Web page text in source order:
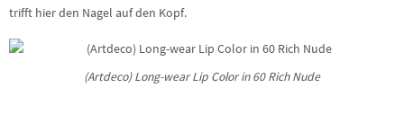
trifft hier den Nagel auf den Kopf.
(Artdeco) Long-wear Lip Color in 60 Rich Nude